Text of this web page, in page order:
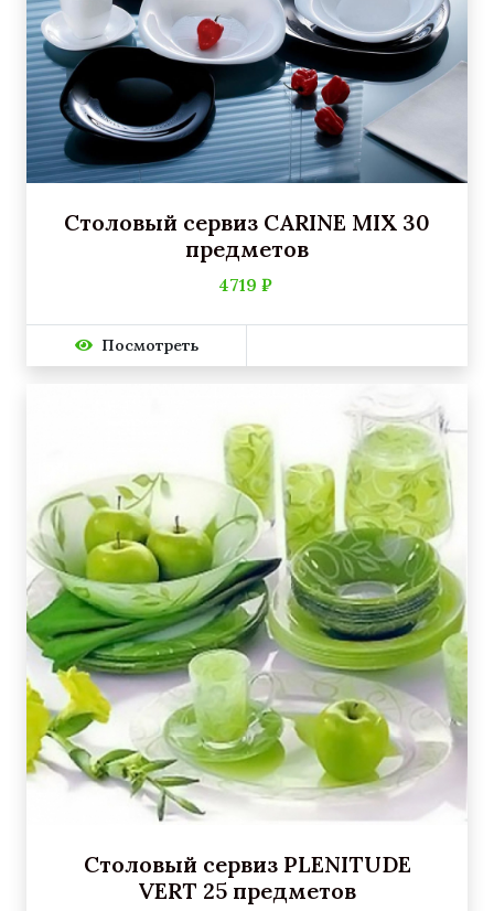
Столовый сервиз CARINE MIX 30
предметов
4719 ₽
Посмотреть
Столовый сервиз PLENITUDE
VERT 25 предметов